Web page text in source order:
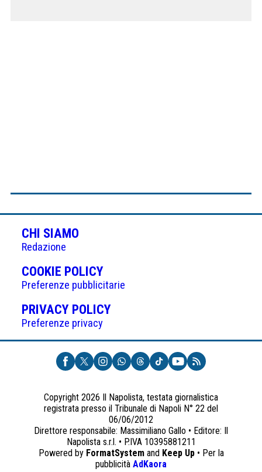
CHI SIAMO
Redazione
COOKIE POLICY(APRE
IN
UNA
NUOVA
Preferenze pubblicitarie
PRIVACY POLICY(APRE
UNA
NUOVA
SCHEDA)
Preferenze privacy
Copyright 2026 Il Napolista, testata giornalistica
registrata presso il Tribunale di Napoli N° 22 del
06/06/2012
Direttore responsabile: Massimiliano Gallo • Editore: Il
Napolista s.r.l. • P.IVA 10395881211
Powered by FormatSystemand Keep Up• Per la
pubblicità AdKaora